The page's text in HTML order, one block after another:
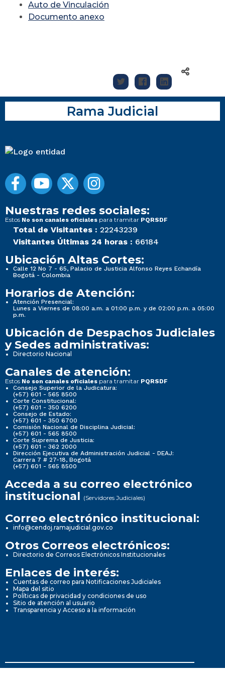
Auto de Vinculación
Documento anexo
Rama Judicial
Nuestras redes sociales:
Estos No son canales oficiales para tramitar PQRSDF
Total de Visitantes : 22243239
Visitantes Últimas 24 horas : 66184
Ubicación Altas Cortes:
Calle 12 No 7 - 65, Palacio de Justicia Alfonso Reyes Echandía
Bogotá - Colombia
Horarios de Atención:
Atención Presencial:
Lunes a Viernes de 08:00 a.m. a 01:00 p.m. y de 02:00 p.m. a 05:00
p.m.
Ubicación de Despachos Judiciales
y Sedes administrativas:
Directorio Nacional
Canales de atención:
Estos No son canales oficiales para tramitar PQRSDF
Consejo Superior de la Judicatura:
(+57) 601 - 565 8500
Corte Constitucional:
(+57) 601 - 350 6200
Consejo de Estado:
(+57) 601 - 350 6700
Comisión Nacional de Disciplina Judicial:
(+57) 601 - 565 8500
Corte Suprema de Justicia:
(+57) 601 - 362 2000
Dirección Ejecutiva de Administración Judicial - DEAJ:
Carrera 7 # 27-18, Bogotá
(+57) 601 - 565 8500
Acceda a su correo electrónico
institucional (Servidores Judiciales)
Correo electrónico institucional:
info@cendoj.ramajudicial.gov.co
Otros Correos electrónicos:
Directorio de Correos Electrónicos Institucionales
Enlaces de interés:
Cuentas de correo para Notificaciones Judiciales
Mapa del sitio
Políticas de privacidad y condiciones de uso
Sitio de atención al usuario
Transparencia y Acceso a la información